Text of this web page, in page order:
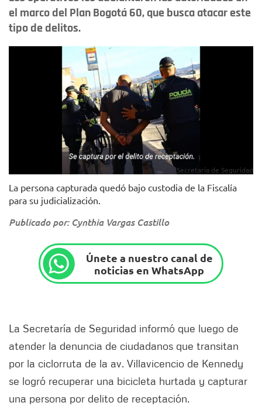
el marco del Plan Bogotá 60, que busca atacar este
tipo de delitos.
Secretaría de Seguridad
La persona capturada quedó bajo custodia de la Fiscalía
para su judicialización.
Publicado por: Cynthia Vargas Castillo
Únete a nuestro canal de
noticias en WhatsApp
La Secretaría de Seguridad informó que luego de
atender la denuncia de ciudadanos que transitan
por la ciclorruta de la av. Villavicencio de Kennedy
se logró recuperar una bicicleta hurtada y capturar
una persona por delito de receptación.